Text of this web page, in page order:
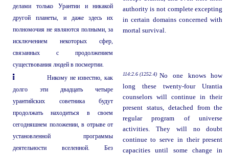
делами только Урантии и никакой
другой планеты, и даже здесь их
полномочия не являются полными, за
исключением некоторых сфер,
связанных с продолжением
существования людей в посмертии.
authority is not complete excepting
in certain domains concerned with
mortal survival.
Никому не известно, как
долго эти двадцать четыре
урантийских советника будут
продолжать находиться в своем
сегодняшнем положении, в отрыве от
установленной программы
деятельности вселенной. Без
114:2.6 (1252.4) No one knows how
long these twenty-four Urantia
counselors will continue in their
present status, detached from the
regular program of universe
activities. They will no doubt
continue to serve in their present
capacities until some change in